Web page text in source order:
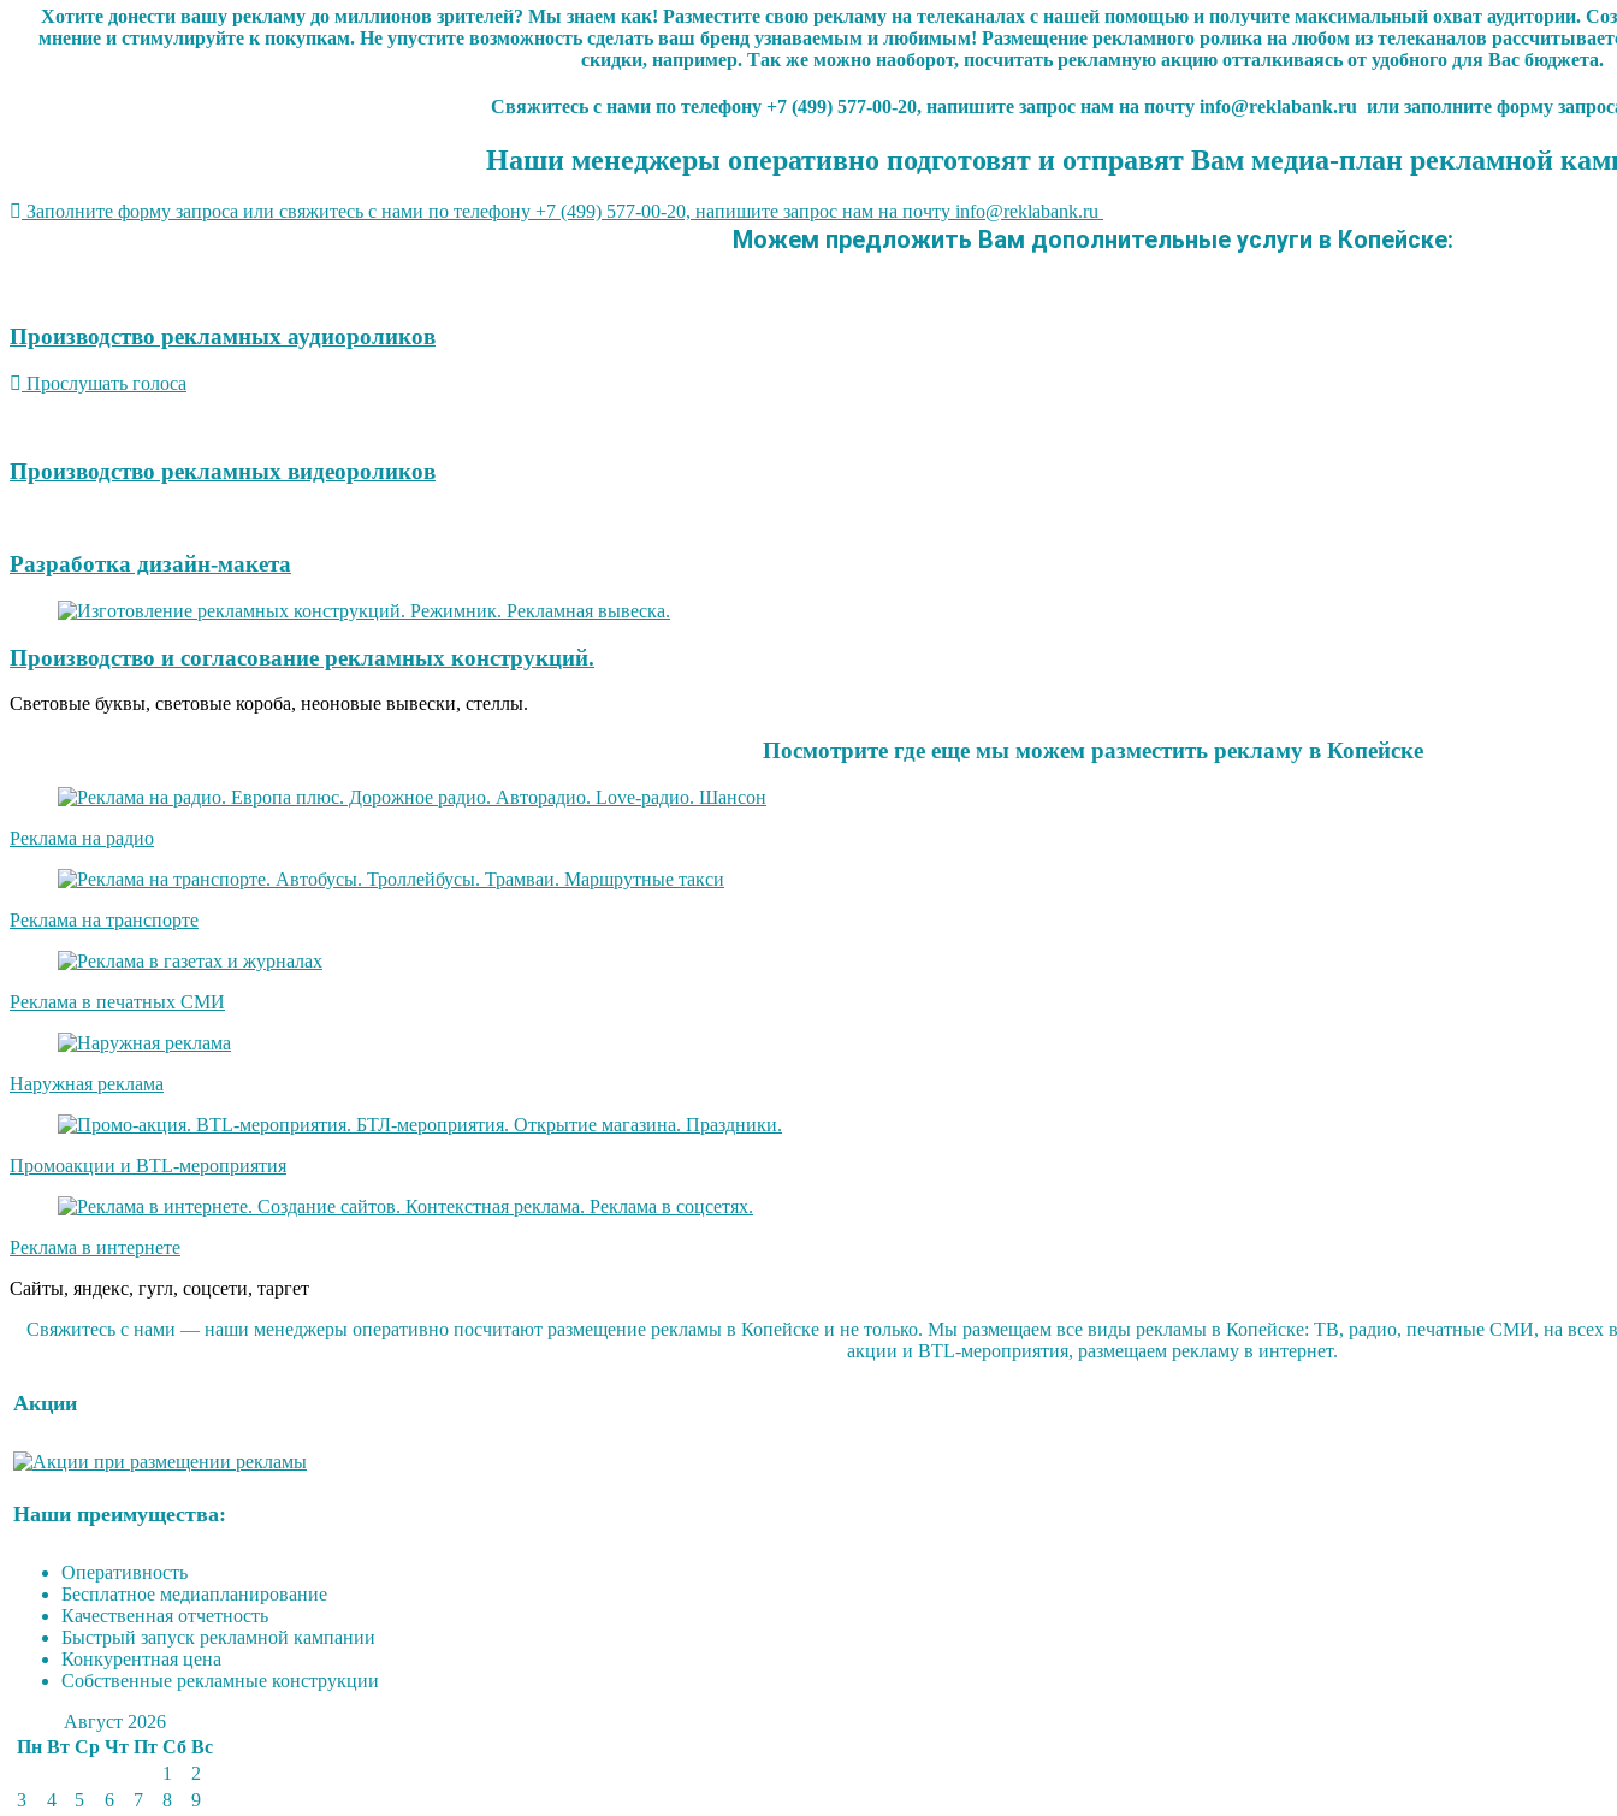
Хотите донести вашу рекламу до миллионов зрителей? Мы знаем как! Разместите свою рекламу на телеканалах с нашей помощью и получите максимальный охват аудитории.
мнение и стимулируйте к покупкам. Не упустите возможность сделать ваш бренд узнаваемым и любимым! Размещение рекламного ролика на любом из телеканалов
скидки, например. Так же можно наоборот, посчитать рекламную акцию отталкиваясь от удобного для Вас бюджета.
Свяжитесь с нами по телефону +7 (499) 577-00-20, напишите запрос нам на почту info@reklabank.ru или заполните форму
Наши менеджеры оперативно подготовят и отправят Вам медиа-план рекламной
Заполните форму запроса или свяжитесь с нами по телефону +7 (499) 577-00-20, напишите запрос нам на почту info@reklabank.ru
Можем предложить Вам дополнительные услуги в Копейске:
Производство рекламных аудиороликов
Прослушать голоса
Производство рекламных видеороликов
Разработка дизайн-макета
Производство и согласование рекламных конструкций.
Световые буквы, световые короба, неоновые вывески, стеллы.
Посмотрите где еще мы можем разместить рекламу в Копейске
Реклама на радио
Реклама на транспорте
Реклама в печатных СМИ
Наружная реклама
Промоакции и BTL-мероприятия
Реклама в интернете
Сайты, яндекс, гугл, соцсети, таргет
Свяжитесь с нами — наши менеджеры оперативно посчитают размещение рекламы в Копейске и не только. Мы размещаем все виды рекламы в Копейске: ТВ, радио, печатные СМИ, на всех
акции и BTL-мероприятия, размещаем рекламу в интернет.
Акции
Наши преимущества:
Оперативность
Бесплатное медиапланирование
Качественная отчетность
Быстрый запуск рекламной кампании
Конкурентная цена
Собственные рекламные конструкции
Август 2026
Пн Вт Ср Чт Пт Сб Вс
1
2
3
4 5 6 7 8
9